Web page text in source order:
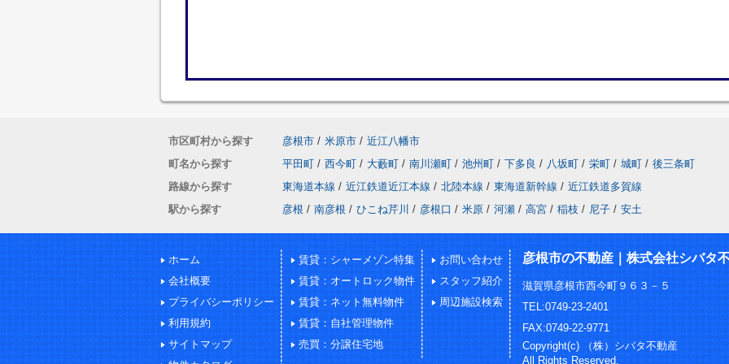
市区町村から探す 彦根市 / 米原市 / 近江八幡市
町名から探す
平田町 / 西今町 / 大藪町 / 南川瀬町 / 池州町 / 下多良 / 八坂町 / 栄町 / 城町 / 後三条町
路線から探す
東海道本線 / 近江鉄道近江本線 / 北陸本線 / 東海道新幹線 / 近江鉄道多賀線
駅から探す
彦根 / 南彦根 / ひこね芹川 / 彦根口 / 米原 / 河瀬 / 高宮 / 稲枝 / 尼子 / 安土
ホーム
会社概要
プライバシーポリシー
利用規約
サイトマップ
賃貸：シャーメゾン特集
賃貸：オートロック物件
賃貸：ネット無料物件
賃貸：自社管理物件
売買：分譲住宅地
お問い合わせ
スタッフ紹介
周辺施設検索
彦根市の不動産｜株式会社シバタ
滋賀県彦根市西今町９６３－５
TEL:0749-23-2401
FAX:0749-22-9771
Copyright(c) （株）シバタ不動産
All Rights Reserved.